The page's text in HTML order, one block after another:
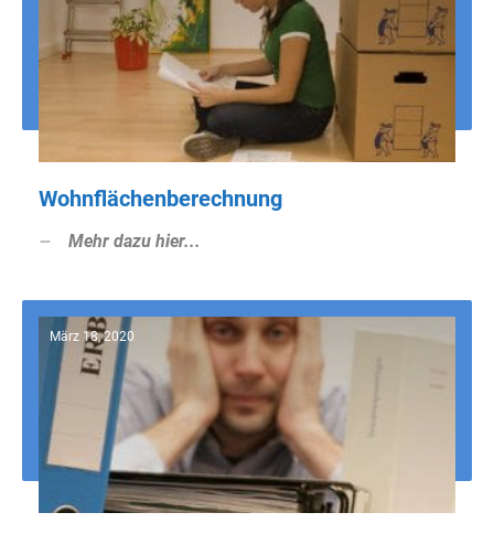
Wohnflächenberechnung
Mehr dazu hier...
März 18, 2020